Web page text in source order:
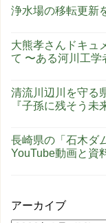
浄水場の移転更
大熊孝さんドキ
て 〜ある河川工学
清流川辺川を守る
『子孫に残そう
長崎県の「石木ダ
YouTube動画と資
アーカイブ